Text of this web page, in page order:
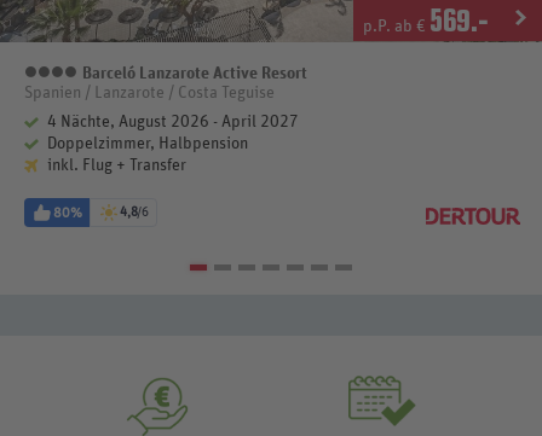
p.P. ab € 569.-
4 Sterne
Barceló Lanzarote Active Resort
Spanien / Lanzarote / Costa Teguise
4 Nächte, August 2026 - April 2027
Doppelzimmer, Halbpension
inkl. Flug + Transfer
80% 4,8/6